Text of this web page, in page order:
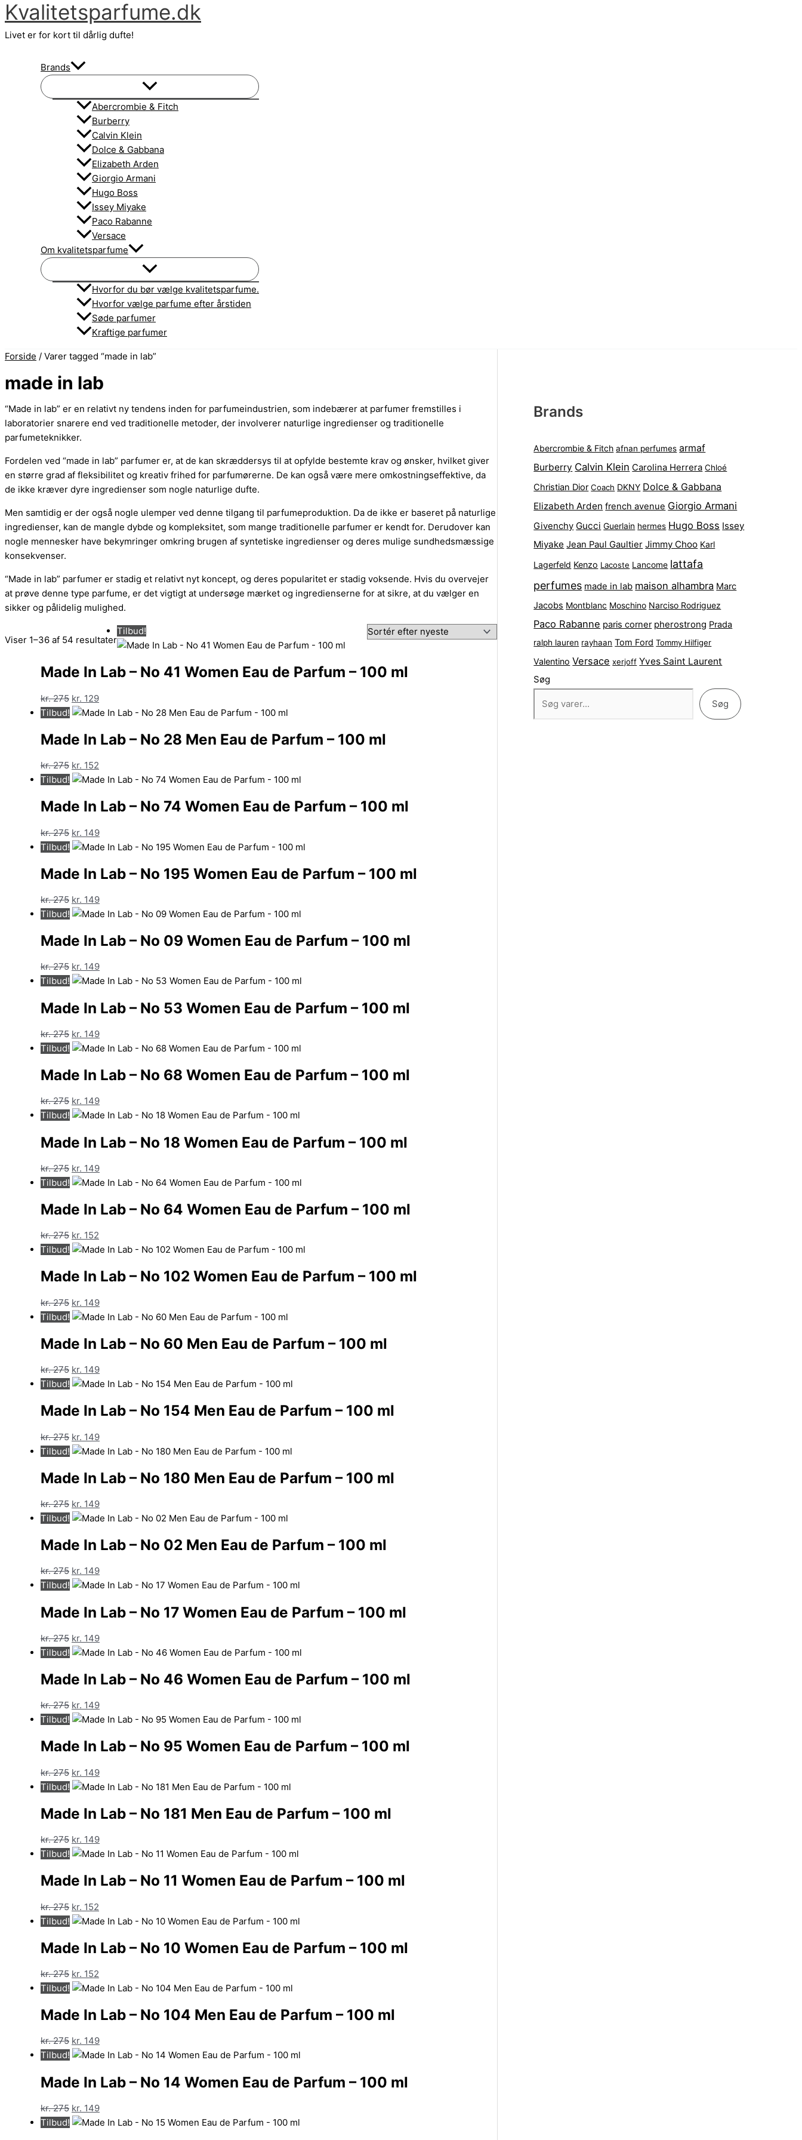
Gå
til
indholdet
Kvalitetsparfume.dk
Livet er for kort til dårlig dufte!
Brands
Abercrombie & Fitch
Burberry
Calvin Klein
Dolce & Gabbana
Elizabeth Arden
Giorgio Armani
Hugo Boss
Issey Miyake
Paco Rabanne
Versace
Om kvalitetsparfume
Hvorfor du bør vælge kvalitetsparfume.
Hvorfor vælge parfume efter årstiden
Søde parfumer
Kraftige parfumer
Forside / Varer tagged “made in lab”
made in lab
“Made in lab” er en relativt ny tendens inden for parfumeindustrien, som indebærer at parfumer fremstilles i
laboratorier snarere end ved traditionelle metoder, der involverer naturlige ingredienser og traditionelle
parfumeteknikker.
Fordelen ved “made in lab” parfumer er, at de kan skræddersys til at opfylde bestemte krav og ønsker, hvilket giver
en større grad af fleksibilitet og kreativ frihed for parfumørerne. De kan også være mere omkostningseffektive, da
de ikke kræver dyre ingredienser som nogle naturlige dufte.
Men samtidig er der også nogle ulemper ved denne tilgang til parfumeproduktion. Da de ikke er baseret på naturlige
ingredienser, kan de mangle dybde og kompleksitet, som mange traditionelle parfumer er kendt for. Derudover kan
nogle mennesker have bekymringer omkring brugen af syntetiske ingredienser og deres mulige sundhedsmæssige
konsekvenser.
“Made in lab” parfumer er stadig et relativt nyt koncept, og deres popularitet er stadig voksende. Hvis du overvejer
at prøve denne type parfume, er det vigtigt at undersøge mærket og ingredienserne for at sikre, at du vælger en
sikker og pålidelig mulighed.
Viser 1–36 af 54 resultaterSorteret
seneste
Tilbud!
Made In Lab – No 41 Women Eau de Parfum – 100 ml
kr.275 Den
oprindelige
var:
kr. 129Den
aktuelle
er:
Tilbud!
Made In Lab – No 28 Men Eau de Parfum – 100 ml
kr.275 Den
oprindelige
var:
kr. 152
aktuelle
er:
Tilbud!
Made In Lab – No 74 Women Eau de Parfum – 100 ml
kr.275 Den
oprindelige
var:
kr. 149Den
aktuelle
er:
Tilbud!
Made In Lab – No 195 Women Eau de Parfum – 100 ml
kr.275 Den
oprindelige
var:
kr. 149Den
aktuelle
er:
Tilbud!
Made In Lab – No 09 Women Eau de Parfum – 100 ml
kr.275 Den
oprindelige
var:
kr. 149Den
aktuelle
er:
Tilbud!
Made In Lab – No 53 Women Eau de Parfum – 100 ml
kr.275 Den
oprindelige
var:
kr. 149Den
aktuelle
er:
Tilbud!
Made In Lab – No 68 Women Eau de Parfum – 100 ml
kr.275 Den
oprindelige
var:
kr. 149Den
aktuelle
er:
Tilbud!
Made In Lab – No 18 Women Eau de Parfum – 100 ml
kr.275 Den
oprindelige
var:
kr. 149Den
aktuelle
er:
Tilbud!
Made In Lab – No 64 Women Eau de Parfum – 100 ml
kr.275 Den
oprindelige
var:
kr. 152
aktuelle
er:
Tilbud!
Made In Lab – No 102 Women Eau de Parfum – 100 ml
kr.275 Den
oprindelige
var:
kr. 149Den
aktuelle
er:
Tilbud!
Made In Lab – No 60 Men Eau de Parfum – 100 ml
kr.275 Den
oprindelige
var:
kr. 149Den
aktuelle
er:
Tilbud!
Made In Lab – No 154 Men Eau de Parfum – 100 ml
kr.275 Den
oprindelige
var:
kr. 149Den
aktuelle
er:
Tilbud!
Made In Lab – No 180 Men Eau de Parfum – 100 ml
kr.275 Den
oprindelige
var:
kr. 149Den
aktuelle
er:
Tilbud!
Made In Lab – No 02 Men Eau de Parfum – 100 ml
kr.275 Den
oprindelige
var:
kr. 149Den
aktuelle
er:
Tilbud!
Made In Lab – No 17 Women Eau de Parfum – 100 ml
kr.275 Den
oprindelige
var:
kr. 149Den
aktuelle
er:
Tilbud!
Made In Lab – No 46 Women Eau de Parfum – 100 ml
kr.275 Den
oprindelige
var:
kr. 149Den
aktuelle
er:
Tilbud!
Made In Lab – No 95 Women Eau de Parfum – 100 ml
kr.275 Den
oprindelige
var:
kr. 149Den
aktuelle
er:
Tilbud!
Made In Lab – No 181 Men Eau de Parfum – 100 ml
kr.275 Den
oprindelige
var:
kr. 149Den
aktuelle
er:
Tilbud!
Made In Lab – No 11 Women Eau de Parfum – 100 ml
kr.275 Den
oprindelige
var:
kr. 152
aktuelle
er:
Tilbud!
Made In Lab – No 10 Women Eau de Parfum – 100 ml
kr.275 Den
oprindelige
var:
kr. 152
aktuelle
er:
Tilbud!
Made In Lab – No 104 Men Eau de Parfum – 100 ml
kr.275 Den
oprindelige
var:
kr. 149Den
aktuelle
er:
Tilbud!
Made In Lab – No 14 Women Eau de Parfum – 100 ml
kr.275 Den
oprindelige
kr. 149Den
aktuelle
Tilbud!
Brands
Abercrombie & Fitch afnan perfumes armaf
Burberry Calvin Klein Carolina Herrera Chloé
Christian Dior Coach DKNY Dolce & Gabbana
Elizabeth Arden french avenue Giorgio Armani
Givenchy Gucci Guerlain hermes Hugo Boss Issey
Miyake Jean Paul Gaultier Jimmy Choo Karl
Lagerfeld Kenzo Lacoste Lancome lattafa
perfumes made in lab maison alhambra Marc
Jacobs Montblanc Moschino Narciso Rodriguez
Paco Rabanne paris corner pherostrong Prada
ralph lauren rayhaan Tom Ford Tommy Hilfiger
Valentino Versace xerjoff Yves Saint Laurent
Søg
Søg